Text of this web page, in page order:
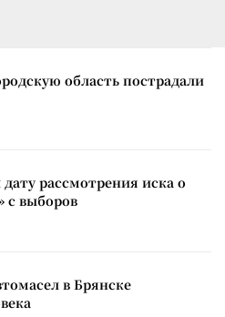
область пострадали
рассмотрения иска о
с выборов
в Брянске